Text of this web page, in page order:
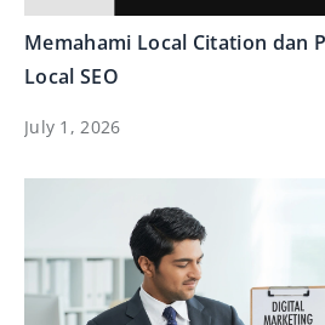
Memahami Local Citation dan
Local SEO
July 1, 2026